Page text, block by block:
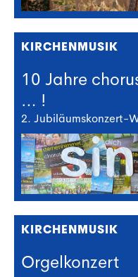
KIRCHENMUSIK
10 Jahre
… !
2. Jubiläumskonzert-
KIRCHENMUSIK
Orgelkonzert